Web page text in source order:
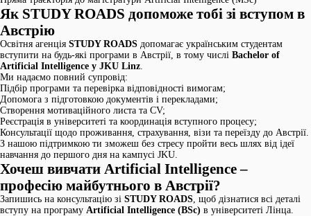
Як STUDY ROADS допоможе тобі зі вступом в
Австрію
Освітня агенція STUDY ROADS допомагає українським студентам
вступити на будь-які програми в Австрії, в тому числі Bachelor of
Artificial Intelligence у JKU Linz.
Ми надаємо повний супровід:
Підбір програми та перевірка відповідності вимогам;
Допомога з підготовкою документів і перекладами;
Створення мотиваційного листа та CV;
Реєстрація в університеті та координація вступного процесу;
Консультації щодо проживання, страхування, візи та переїзду до Австрії.
З нашою підтримкою ти зможеш без стресу пройти весь шлях від ідеї
навчання до першого дня на кампусі JKU.
Хочеш вивчати Artificial Intelligence –
професію майбутнього в Австрії?
Запишись на консультацію зі STUDY ROADS, щоб дізнатися всі деталі
вступу на програму Artificial Intelligence (BSc) в університеті Лінца.